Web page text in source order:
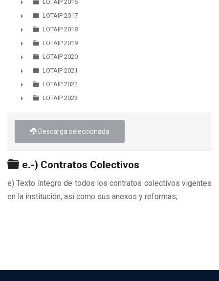
►
LOTAIP 2016
►
LOTAIP 2017
►
LOTAIP 2018
►
LOTAIP 2019
►
LOTAIP 2020
►
LOTAIP 2021
►
LOTAIP 2022
LOTAIP 2023
Descarga seleccionada
Carpeta
e.-) Contratos Colectivos
e) Texto íntegro de todos los contratos colectivos vigentes
en la institución, así como sus anexos y reformas;